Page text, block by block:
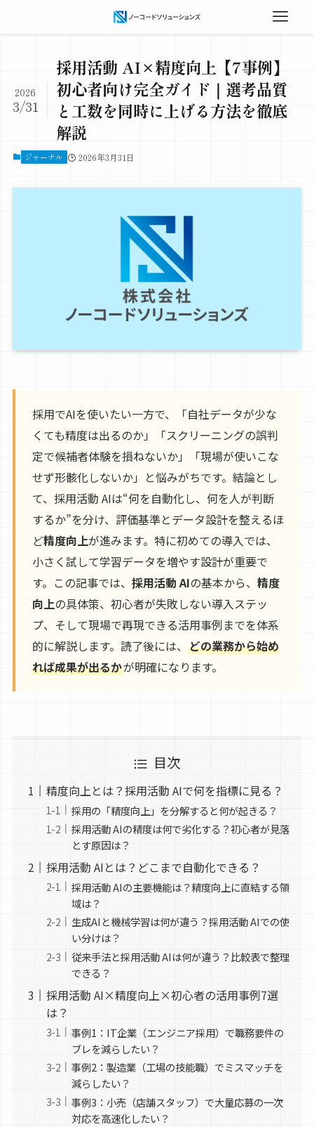
採用活動 AI×精度向上【7事例】
初心者向け完全ガイド｜選考品質
と工数を同時に上げる方法を徹底
解説
2026
3/31
ジャーナル 2026年3月31日
採用でAIを使いたい一方で、「自社データが少な
くても精度は出るのか」「スクリーニングの誤判
定で候補者体験を損ねないか」「現場が使いこな
せず形骸化しないか」と悩みがちです。結論とし
て、採用活動 AIは“何を自動化し、何を人が判断
するか”を分け、評価基準とデータ設計を整えるほ
ど精度向上が進みます。特に初めての導入では、
小さく試して学習データを増やす設計が重要で
す。この記事では、 採用活動 AIの基本から、 精度
向上の具体策、初心者が失敗しない導入ステッ
プ、そして現場で再現できる活用事例までを体系
的に解説します。読了後には、 どの業務から始め
れば成果が出るかが明確になります。
目次
精度向上とは？採用活動 AIで何を指標に見る？
採用の「精度向上」を分解すると何が起きる？
採用活動 AIの精度は何で劣化する？初心者が見落
とす原因は？
採用活動 AIとは？どこまで自動化できる？
採用活動 AIの主要機能は？精度向上に直結する領
域は？
生成AIと機械学習は何が違う？採用活動 AIでの使
い分けは？
従来手法と採用活動 AIは何が違う？比較表で整理
できる？
採用活動 AI×精度向上×初心者の活用事例7選
は？
事例1：IT企業（エンジニア採用）で職務要件の
ブレを減らしたい？
事例2：製造業（工場の技能職）でミスマッチを
減らしたい？
事例3：小売（店舗スタッフ）で大量応募の一次
対応を高速化したい？